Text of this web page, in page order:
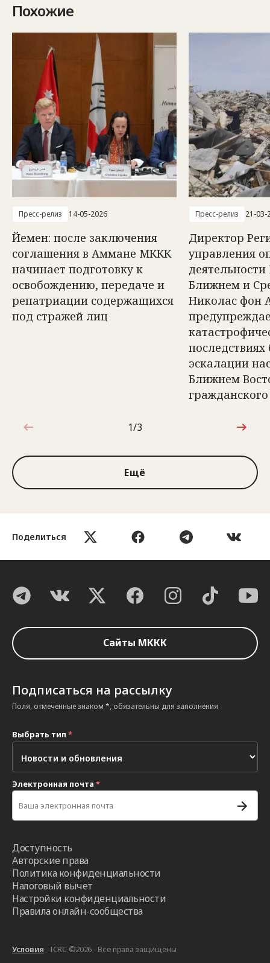
Поделиться
Похожие
Пресс-релиз 14-05-2026
Йемен: после заключения
соглашения в Аммане МККК
начинает подготовку к
освобождению, передаче и
репатриации содержащихся
под стражей лиц
Пресс-релиз 21-03-
Директор
управления
Ближнем и
Николас фон
эскалации
Ближнем
1 из 3
1/3
Ещё
Сайты МККК
Подписаться на рассылку
Поля, отмеченные знаком *, обязательны для заполнения
Выбрать тип *
Электронная почта *
Доступность
Авторские права
Политика конфиденциальности
Налоговый вычет
Настройки конфиденциальности
Правила онлайн-сообщества
Условия - ICRC ©2026 - Все права защищены